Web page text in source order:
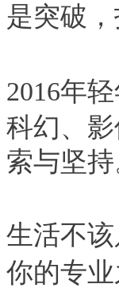
是突破
2016年
科幻、
索与坚持
生活不
你的专